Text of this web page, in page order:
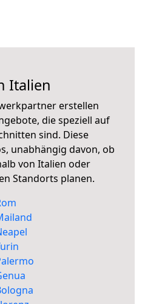
Italien
erstellen
die speziell auf
sind. Diese
unabhängig davon, ob
von Italien oder
Standorts planen.